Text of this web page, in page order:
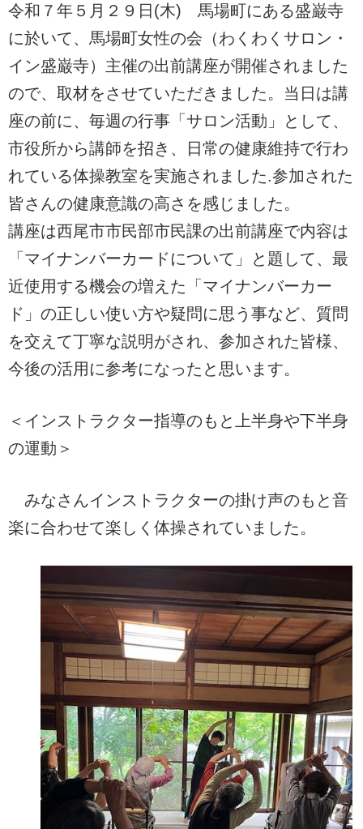
令和７年５月２９日(木) 馬場町にある盛巌寺
に於いて、馬場町女性の会（わくわくサロン・
イン盛巌寺）主催の出前講座が開催されました
ので、取材をさせていただきました。当日は講
座の前に、毎週の行事「サロン活動」として、
市役所から講師を招き、日常の健康維持で行わ
れている体操教室を実施されました.参加された
皆さんの健康意識の高さを感じました。
講座は西尾市市民部市民課の出前講座で内容は
「マイナンバーカードについて」と題して、最
近使用する機会の増えた「マイナンバーカー
ド」の正しい使い方や疑問に思う事など、質問
を交えて丁寧な説明がされ、参加された皆様、
今後の活用に参考になったと思います。
＜インストラクター指導のもと上半身や下半身
の運動＞
みなさんインストラクターの掛け声のもと音
楽に合わせて楽しく体操されていました。